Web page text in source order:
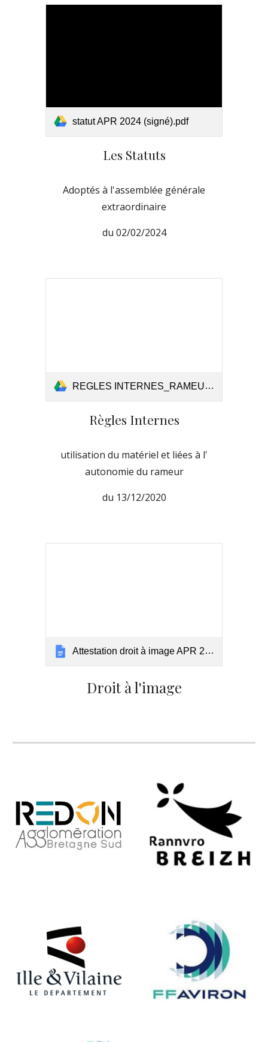
statut APR 2024 (signé).pdf
Les Statuts
Adoptés à l'assemblée générale
extraordinaire
du 02/02/2024
REGLES INTERNES_RAMEUR_MATERAIL_2021_Signed (1).pdf
Règles Internes
utilisation du matériel et liées à l'
autonomie du rameur
du 13/12/2020
Attestation droit à image APR 2023 2024
Droit à l'image